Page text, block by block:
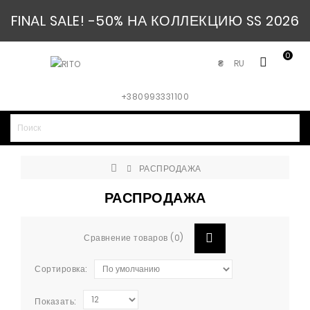
FINAL SALE! -50% НА КОЛЛЕКЦИЮ SS 2026
0
RU
₴
+380993331100
РАСПРОДАЖА
РАСПРОДАЖА
Сравнение товаров (0)
Сортировка:
Показать: